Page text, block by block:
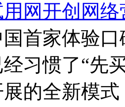
网开创网
首家体验
习惯了“先
的全新模